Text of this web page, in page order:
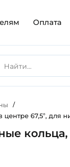
Оплата
/
67,5°, для